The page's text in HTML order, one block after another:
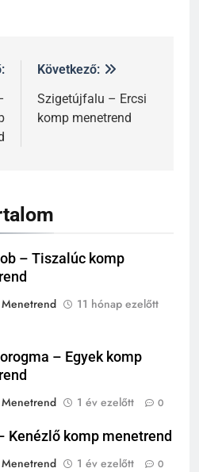
Következő:
Szigetújfalu – Ercsi
komp menetrend
– Tiszalúc komp
11 hónap ezelőtt
– Egyek komp
1 év ezelőtt 0
Kenézlő komp menetrend
1 év ezelőtt 0